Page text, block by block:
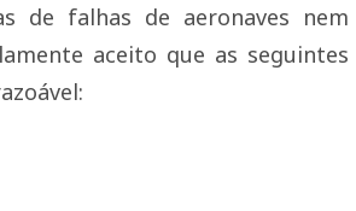
de falhas de aeronaves nem
aceito que as seguintes